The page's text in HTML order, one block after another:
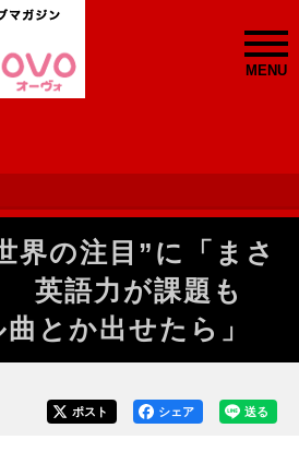
MENU
界の注目”に「まさ
英語力が課題も
曲とか出せたら」
送る
シェア
ポスト